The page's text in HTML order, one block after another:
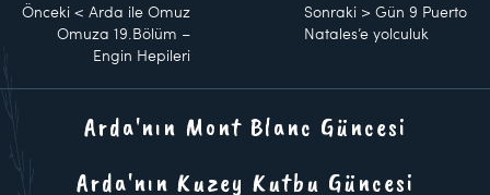
Önceki < Arda ile Omuz
Omuza 19.Bölüm –
Engin Hepileri
Sonraki >Gün 9 Puerto
Natales’e yolculuk
Arda'nın Mont Blanc Güncesi
Arda'nın Kuzey Kutbu Güncesi